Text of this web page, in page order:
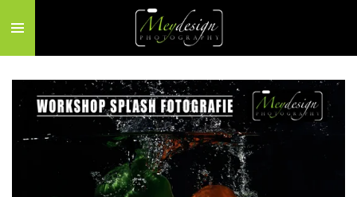
Hauptinhalt
springen